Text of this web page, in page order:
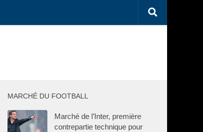
MARCHÉ DU FOOTBALL
Marché de l’Inter, première
contrepartie technique pour